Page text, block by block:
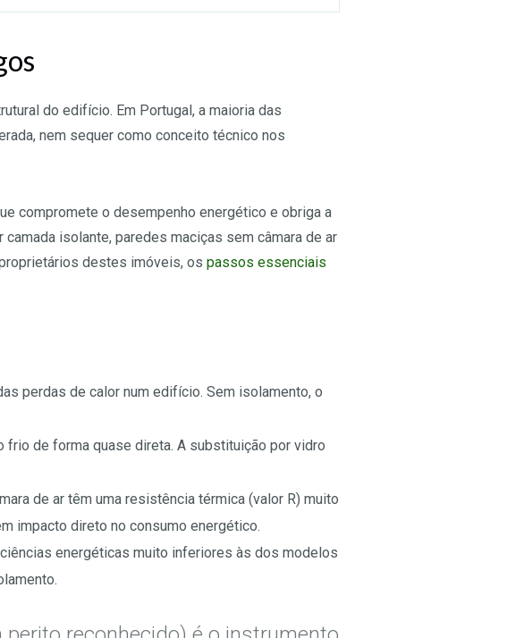
do edifício. Em Portugal, a maioria das
nem sequer como conceito técnico nos
compromete o desempenho energético e obriga a
isolante, paredes maciças sem câmara de ar
destes imóveis, os passos essenciais
perdas de calor num edifício. Sem isolamento, o
de forma quase direta. A substituição por vidro
de ar têm uma resistência térmica (valor R) muito
impacto direto no consumo energético.
energéticas muito inferiores às dos modelos